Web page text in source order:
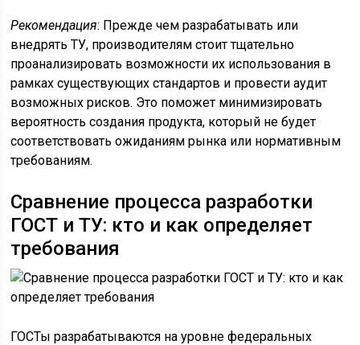
Рекомендация: Прежде чем разрабатывать или
внедрять ТУ, производителям стоит тщательно
проанализировать возможности их использования в
рамках существующих стандартов и провести аудит
возможных рисков. Это поможет минимизировать
вероятность создания продукта, который не будет
соответствовать ожиданиям рынка или нормативным
требованиям.
Сравнение процесса разработки
ГОСТ и ТУ: кто и как определяет
требования
ГОСТы разрабатываются на уровне федеральных